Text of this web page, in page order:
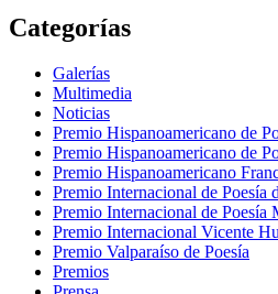
Categorías
Galerías
Multimedia
Noticias
Premio Hispanoamericano de
Premio Hispanoamericano de
Premio Hispanoamericano
Premio Internacional de Poesía
Premio Internacional de Poesía
Premio Internacional Vicente
Premio Valparaíso de Poesía
Premios